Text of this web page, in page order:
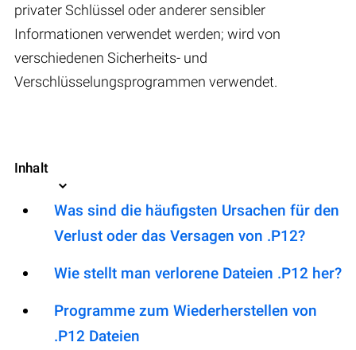
privater Schlüssel oder anderer sensibler
Informationen verwendet werden; wird von
verschiedenen Sicherheits- und
Verschlüsselungsprogrammen verwendet.
Inhalt
Was sind die häufigsten Ursachen für den
Verlust oder das Versagen von .P12?
Wie stellt man verlorene Dateien .P12 her?
Programme zum Wiederherstellen von
.P12 Dateien